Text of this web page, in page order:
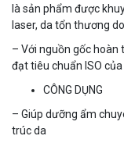
là sản phẩm được
laser, da tổn thương
– Với nguồn gốc hoàn
đạt tiêu chuẩn ISO của
CÔNG DỤNG
– Giúp dưỡng ẩm
trúc da